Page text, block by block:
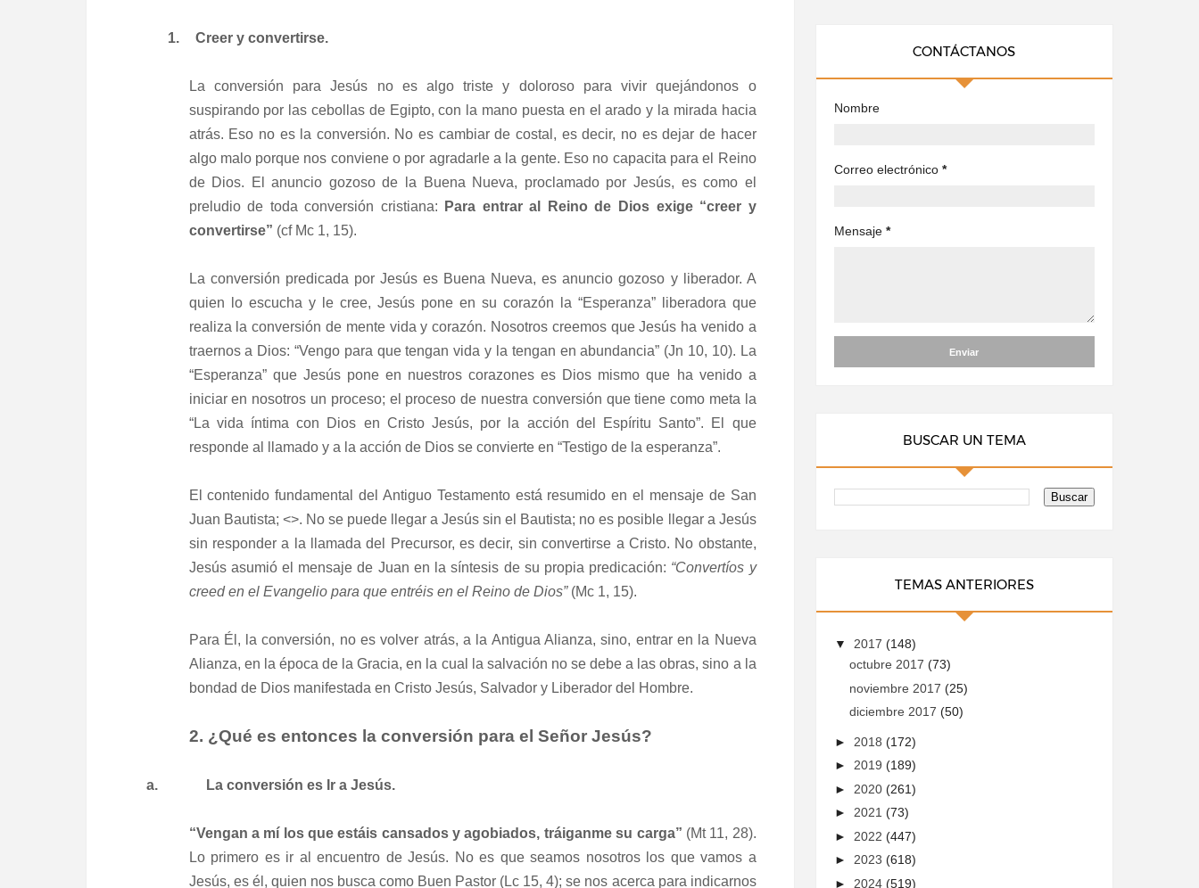
1. Creer y convertirse.
La conversión para Jesús no es algo triste y doloroso para vivir quejándonos o
suspirando por las cebollas de Egipto, con la mano puesta en el arado y la mirada hacia
atrás. Eso no es la conversión. No es cambiar de costal, es decir, no es dejar de hacer
algo malo porque nos conviene o por agradarle a la gente. Eso no capacita para el Reino
de Dios. El anuncio gozoso de la Buena Nueva, proclamado por Jesús, es como el
preludio de toda conversión cristiana:
Para entrar al Reino de Dios exige “creer y
convertirse” (cf Mc 1, 15).
La conversión predicada por Jesús es Buena Nueva, es anuncio gozoso y liberador. A
quien lo escucha y le cree, Jesús pone en su corazón la “Esperanza” liberadora que
realiza la conversión de mente vida y corazón. Nosotros creemos que Jesús ha venido a
traernos a Dios: “Vengo para que tengan vida y la tengan en abundancia” (Jn 10, 10). La
“Esperanza” que Jesús pone en nuestros corazones es Dios mismo que ha venido a
iniciar en nosotros un proceso; el proceso de nuestra conversión que tiene como meta la
“La vida íntima con Dios en Cristo Jesús, por la acción del Espíritu Santo”. El que
responde al llamado y a la acción de Dios se convierte en “Testigo de la esperanza”.
El contenido fundamental del Antiguo Testamento está resumido en el mensaje de San
Juan Bautista; <>. No se puede llegar a Jesús sin el Bautista; no es posible llegar a Jesús
sin responder a la llamada del Precursor, es decir, sin convertirse a Cristo. No obstante,
Jesús asumió el mensaje de Juan en la síntesis de su propia predicación: “Convertíos y
creed en el Evangelio para que entréis en el Reino de Dios” (Mc 1, 15).
Para Él, la conversión, no es volver atrás, a la Antigua Alianza, sino, entrar en la Nueva
Alianza, en la época de la Gracia, en la cual la salvación no se debe a las obras, sino a la
bondad de Dios manifestada en Cristo Jesús, Salvador y Liberador del Hombre.
2. ¿Qué es entonces la conversión para el Señor Jesús?
a. La conversión es Ir a Jesús.
“Vengan a mí los que estáis cansados y agobiados, tráiganme su carga” (Mt 11, 28).
Lo primero es ir al encuentro de Jesús. No es que seamos nosotros los que vamos a
Jesús, es él, quien nos busca como Buen Pastor (Lc 15, 4); se nos acerca para indicarnos
CONTÁCTANOS
Nombre
Correo electrónico *
Mensaje *
BUSCAR UN TEMA
TEMAS ANTERIORES
▼ 2017 (148)
octubre 2017 (73)
noviembre 2017 (25)
diciembre 2017 (50)
► 2018 (172)
► 2019 (189)
► 2020 (261)
► 2021 (73)
► 2022 (447)
► 2023 (618)
► 2024 (519)